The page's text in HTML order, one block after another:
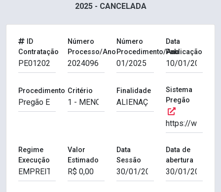
2025 - CANCELADA
ID
Contratação
Número
Processo/Ano
Número
Procedimento/Ano
Data
Publicação
Procedimento Critério Finalidade
Sistema
Pregão
Regime
Execução
Valor
Estimado
Data
Sessão
Data de
abertura